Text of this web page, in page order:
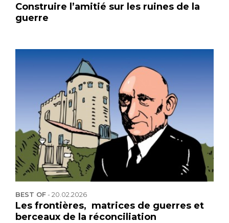
Construire l’amitié sur les ruines de la
guerre
BEST OF-20.02.2026
Les frontières, matrices de guerres et
berceaux de la réconciliation